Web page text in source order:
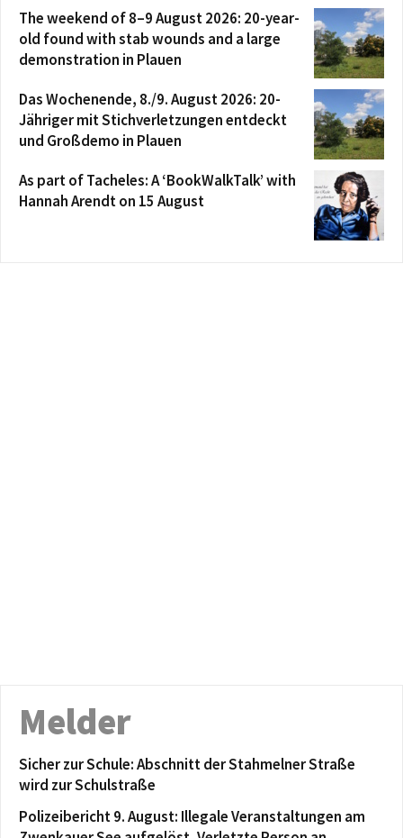
The weekend of 8–9 August 2026: 20-year-
old found with stab wounds and a large
demonstration in Plauen
Das Wochenende, 8./9. August 2026: 20-
Jähriger mit Stichverletzungen entdeckt
und Großdemo in Plauen
As part of Tacheles: A ‘BookWalkTalk’ with
Hannah Arendt on 15 August
Melder
Sicher zur Schule: Abschnitt der Stahmelner Straße
wird zur Schulstraße
Polizeibericht 9. August: Illegale Veranstaltungen am